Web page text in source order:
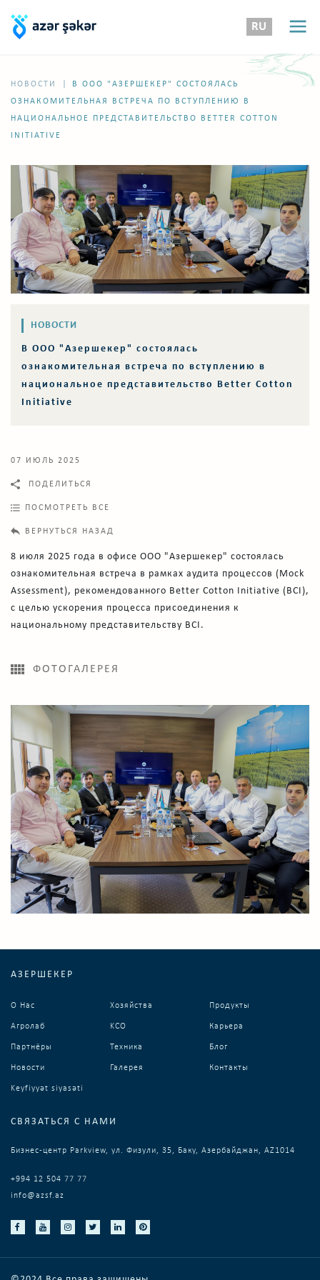
RU
НОВОСТИ
В ООО "АЗЕРШЕКЕР" СОСТОЯЛАСЬ
ОЗНАКОМИТЕЛЬНАЯ ВСТРЕЧА ПО ВСТУПЛЕНИЮ В
НАЦИОНАЛЬНОЕ ПРЕДСТАВИТЕЛЬСТВО BETTER COTTON
INITIATIVE
НОВОСТИ
В ООО "Азершекер" состоялась
ознакомительная встреча по вступлению в
национальное представительство Better Cotton
Initiative
07 ИЮЛЬ 2025
ПОДЕЛИТЬСЯ
ПОСМОТРЕТЬ ВСЕ
ВЕРНУТЬСЯ НАЗАД
8 июля 2025 года в офисе ООО "Азершекер" состоялась
ознакомительная встреча в рамках аудита процессов (Mock
Assessment), рекомендованного Better Cotton Initiative (BCI),
с целью ускорения процесса присоединения к
национальному представительству BCI.
ФОТОГАЛЕРЕЯ
АЗЕРШЕКЕР
О Нас Хозяйства Продукты
Агролаб KCO Карьера
Партнёры Техника Блог
Новости Галерея Контакты
Keyfiyyət siyasəti
СВЯЗАТЬСЯ С НАМИ
Бизнес-центр Parkview, ул. Физули, 35, Баку, Азербайджан, AZ1014
+994 12 504 77 77
info@azsf.az